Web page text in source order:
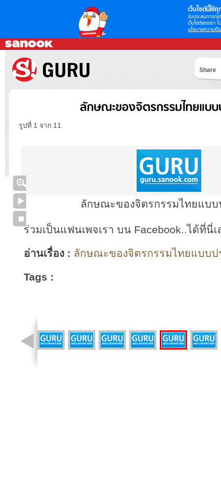
เว็บไซต์นี้ใช้คุ
รับประสบการณ์
เว็บไซต์ของเรา
นโยบายความเป็
Share
ลักษณะของจิตรกรรมไทยแบบ
รูปที่ 1 จาก 11
ลักษณะของจิตรกรรมไทยแบ
ร่วมเป็นแฟนเพจเรา บน Facebook..ได้ที่นี่เ
อ่านเรื่อง : ลักษณะของจิตรกรรมไทยแบบ
Tags :